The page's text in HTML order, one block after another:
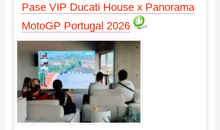
Pase VIP Ducati House x Panorama
MotoGP Portugal 2026